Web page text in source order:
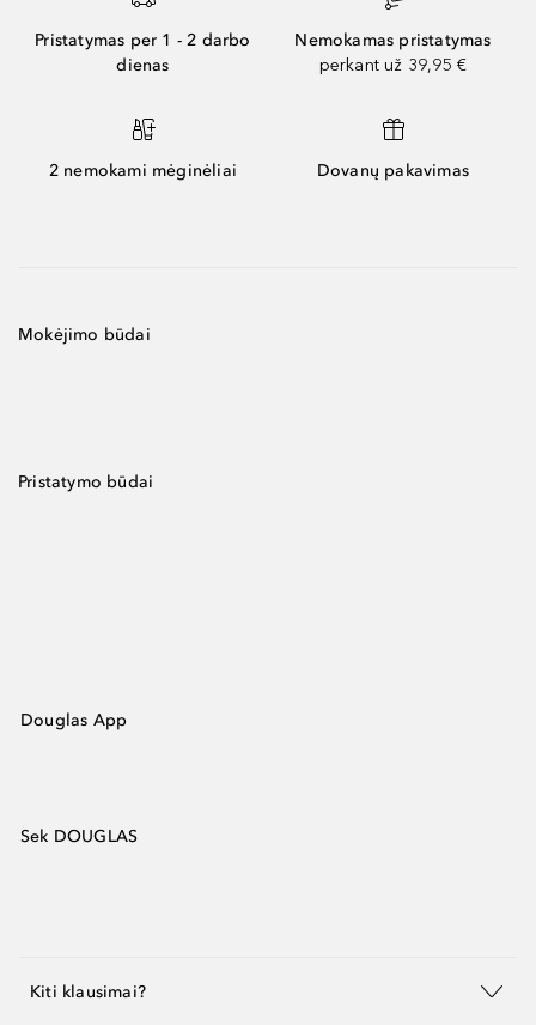
Pristatymas per 1 - 2 darbo
dienas
Nemokamas pristatymas
perkant už 39,95 €
2 nemokami mėginėliai Dovanų pakavimas
Mokėjimo būdai
Pristatymo būdai
Douglas App
Sek DOUGLAS
Kiti klausimai?